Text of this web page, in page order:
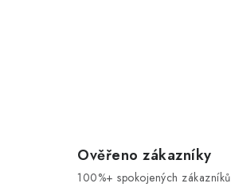
Ověřeno zákazníky
100%+ spokojených zákazníků